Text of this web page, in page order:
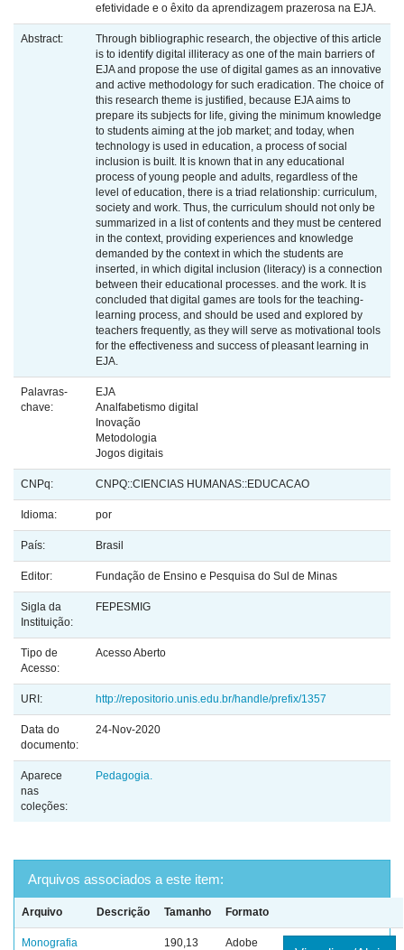
efetividade e o êxito da aprendizagem prazerosa na EJA.
Abstract:
Through bibliographic research, the objective of this article
is to identify digital illiteracy as one of the main barriers of
EJA and propose the use of digital games as an innovative
and active methodology for such eradication. The choice of
this research theme is justified, because EJA aims to
prepare its subjects for life, giving the minimum knowledge
to students aiming at the job market; and today, when
technology is used in education, a process of social
inclusion is built. It is known that in any educational
process of young people and adults, regardless of the
level of education, there is a triad relationship: curriculum,
society and work. Thus, the curriculum should not only be
summarized in a list of contents and they must be centered
in the context, providing experiences and knowledge
demanded by the context in which the students are
inserted, in which digital inclusion (literacy) is a connection
between their educational processes. and the work. It is
concluded that digital games are tools for the teaching-
learning process, and should be used and explored by
teachers frequently, as they will serve as motivational tools
for the effectiveness and success of pleasant learning in
EJA.
Palavras-
chave:
EJA
Analfabetismo digital
Inovação
Metodologia
Jogos digitais
CNPq: CNPQ::CIENCIAS HUMANAS::EDUCACAO
Idioma: por
País: Brasil
Editor: Fundação de Ensino e Pesquisa do Sul de Minas
Sigla da
Instituição:
FEPESMIG
Tipo de
Acesso:
Acesso Aberto
URI: http://repositorio.unis.edu.br/handle/prefix/1357
Data do
documento:
24-Nov-2020
Aparece
nas
coleções:
Pedagogia.
Arquivos associados a este item:
Arquivo Descrição Tamanho Formato
Monografia 190,13 Adobe